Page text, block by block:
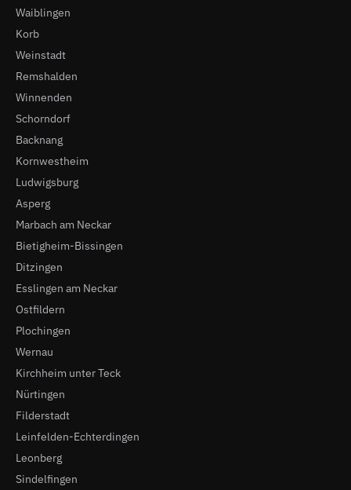
Waiblingen
Korb
Weinstadt
Remshalden
Winnenden
Schorndorf
Backnang
Kornwestheim
Ludwigsburg
Asperg
Marbach am Neckar
Bietigheim-Bissingen
Ditzingen
Esslingen am Neckar
Ostfildern
Plochingen
Wernau
Kirchheim unter Teck
Nürtingen
Filderstadt
Leinfelden-Echterdingen
Leonberg
Sindelfingen